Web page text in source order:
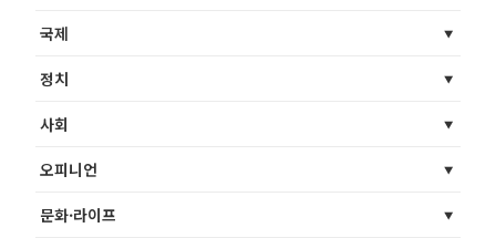
국제
정치
사회
오피니언
문화·라이프